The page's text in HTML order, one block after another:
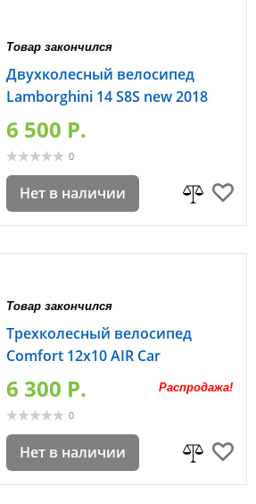
Товар закончился
Двухколесный велосипед
Lamborghini 14 S8S new 2018
6 500 P.
0
Нет в наличии
Товар закончился
Трехколесный велосипед
Comfort 12x10 AIR Car
Распродажа!
6 300 P.
0
Нет в наличии